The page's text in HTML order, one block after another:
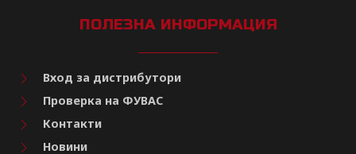
ПОЛЕЗНА ИНФОРМАЦИЯ
Вход за дистрибутори
Проверка на ФУВАС
Контакти
Новини